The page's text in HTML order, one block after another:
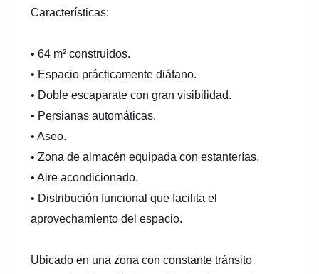
Características:
• 64 m² construidos.
• Espacio prácticamente diáfano.
• Doble escaparate con gran visibilidad.
• Persianas automáticas.
• Aseo.
• Zona de almacén equipada con estanterías.
• Aire acondicionado.
• Distribución funcional que facilita el
aprovechamiento del espacio.
Ubicado en una zona con constante tránsito